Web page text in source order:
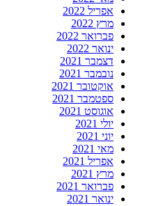
אפריל 2022
מרץ 2022
פברואר 2022
ינואר 2022
דצמבר 2021
נובמבר 2021
אוקטובר 2021
ספטמבר 2021
אוגוסט 2021
יולי 2021
יוני 2021
מאי 2021
אפריל 2021
מרץ 2021
פברואר 2021
ינואר 2021